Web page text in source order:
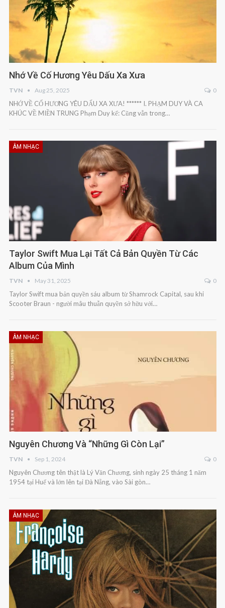
Nhớ Về Cố Hương Yêu Dấu Xa Xưa
TVN Aug 25, 2025 0
NHỚ VỀ CỐ HƯƠNG YÊU DẤU XA XƯA! ****** I. PHẠM DUY VÀ CA
KHÚC VỀ MIỀN TRUNG Phạm Duy kể: Cũng vẫn trong…
ÂM NHẠC
Taylor Swift Mua Lại Tất Cả Bản Quyền Từ Các
Album Của Mình
TVN May 31, 2025 0
Taylor Swift mua bản quyền sáu album từ Shamrock Capital, sau khi
Scooter Braun - người mâu thuẫn quyền sở hữu với…
ÂM NHẠC
Nguyên Chương Và “Những Gì Còn Lại”
TVN Sep 1, 2024 0
Nguyên Chương tên thật là Lý Văn Chương, sinh ngày 25 tháng 1 năm
1954 tại Huế và lớn lên tại Đà Nẵng, vào Sài gòn…
ÂM NHẠC